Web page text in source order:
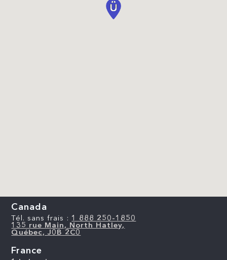
Canada
Tél. sans frais : 1 888 250-1850
135 rue Main, North Hatley,
Québec, J0B 2C0
France